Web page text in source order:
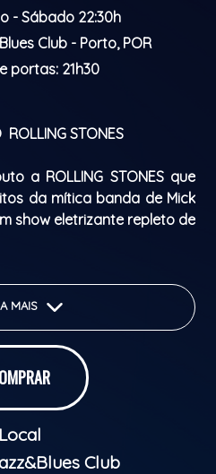
- Sábado 22:30h
Club - Porto, POR
portas: 21h30
STONES
a ROLLING STONES que
da mítica banda de Mick
show eletrizante repleto de
TRIBUTE
STONES tribute band that
hits of Mick Jagger's
MAIS
Local
Club